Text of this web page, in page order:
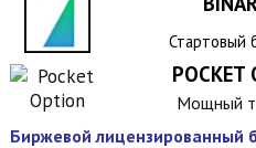
Стартовый
POCKET
Мощный
Биржевой лицензированный